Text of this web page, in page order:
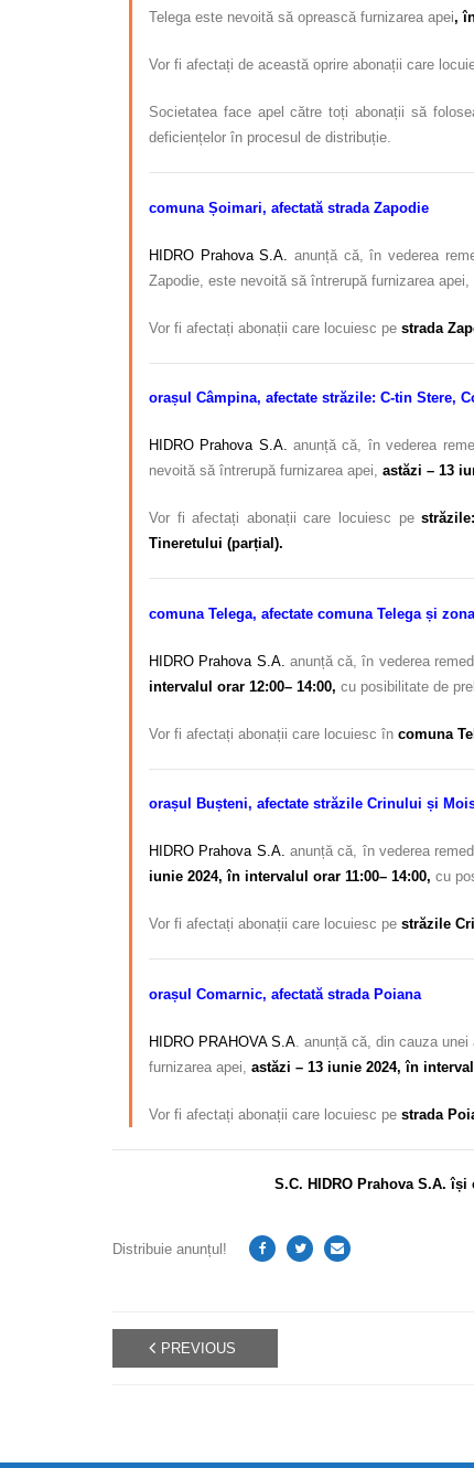
Telega este nevoită să oprească furnizarea apei,
Vor fi afectați de această oprire abonații care
Societatea face apel către toți abonații să
deficiențelor în procesul de distribuție.
comuna Șoimari, afectată strada Zapodie
HIDRO Prahova S.A.
anunță că, în vederea
Zapodie, este nevoită să întrerupă furnizarea apei,
Vor fi afectați abonații care locuiesc pe strada
orașul Câmpina, afectate străzile: C-tin Stere,
HIDRO Prahova S.A.anunță că, în vederea
nevoită să întrerupă furnizarea apei, astăzi – 13
Vor fi afectați abonații care locuiesc pe
Tineretului (parțial).
comuna Telega, afectate comuna Telega și
HIDRO Prahova S.A. anunță că, în vederea
intervalul orar 12:00– 14:00, cu posibilitate de
Vor fi afectați abonații care locuiesc în comuna
orașul Bușteni, afectate străzile Crinului și
HIDRO Prahova S.A. anunță că, în vederea
iunie 2024, în intervalul orar 11:00– 14:00, cu
Vor fi afectați abonații care locuiesc pe străzile
orașul Comarnic, afectată strada Poiana
HIDRO PRAHOVA S.A . anunță că, din cauza
furnizarea apei, astăzi – 13 iunie 2024, în
Vor fi afectați abonații care locuiesc pe strada
S.C. HIDRO Prahova S.A.
Distribuie anunțul!
PREVIOUS